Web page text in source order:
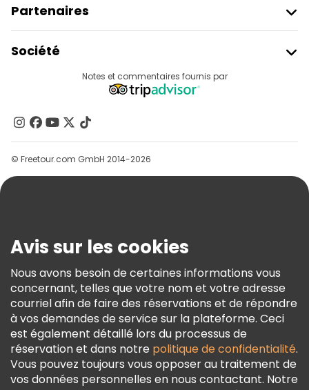
Partenaires
Connexion Du Fournisseur
Programme D’affiliation
Société
Contactez-Nous
Groupes
Aide
Conditions Générales Et Mentions Légales
Politique En Matière De Cookies
Freetour Prix
Programme De Fidélité
Notes et commentaires fournis par
© Freetour.com GmbH 2014-2026
Avis sur les cookies
Nous avons besoin de certaines informations vous
concernant, telles que votre nom et votre adresse
courriel afin de faire des réservations et de répondre
à vos demandes de service sur la plateforme. Ceci
est également détaillé lors du processus de
réservation et dans notre politique de confidentialité.
Vous pouvez toujours vous opposer au traitement de
vos données personnelles en nous contactant. Notre